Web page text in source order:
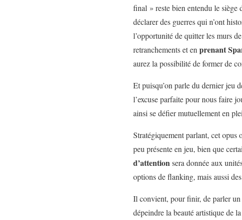
final » reste bien entendu le siège
déclarer des guerres qui n’ont
l’opportunité de quitter les murs
retranchements et en prenant
aurez la possibilité de former de
Et puisqu’on parle du dernier jeu
l’excuse parfaite pour nous faire
ainsi se défier mutuellement en
Stratégiquement parlant, cet opus
peu présente en jeu, bien que
d’attention sera donnée aux
options de flanking, mais aussi des
Il convient, pour finir, de parler
dépeindre la beauté artistique de